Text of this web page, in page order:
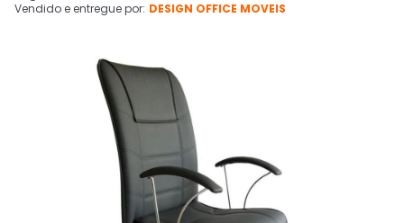
Ativar tradutor em libras
Vendido e entregue por: DESIGN OFFICE MOVEIS